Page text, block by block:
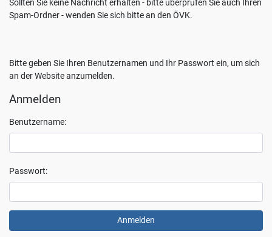
Wirkung
widerrufen,
indem
Ihre
ändern.
Informationen
finden
unter:
Sollten Sie keine Nachricht erhalten - bitte überprüfen Sie auch Ihren
Spam-Ordner - wenden Sie sich bitte an den ÖVK.
Bitte geben Sie Ihren Benutzernamen und Ihr Passwort ein, um sich
an der Website anzumelden.
Anmelden
Benutzername:
Passwort: